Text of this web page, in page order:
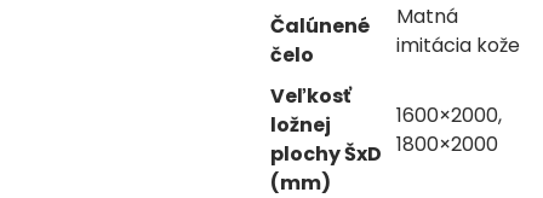
Čalúnené
čelo
Matná
imitácia kože
Veľkosť
ložnej
plochy ŠxD
(mm)
1600×2000,
1800×2000